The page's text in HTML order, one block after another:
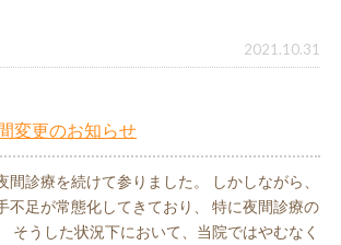
2021.10.31
変更のお知らせ
診療を続けて参りました。 しかしながら、
不足が常態化してきており、 特に夜間診療の
そうした状況下において、当院ではやむなく